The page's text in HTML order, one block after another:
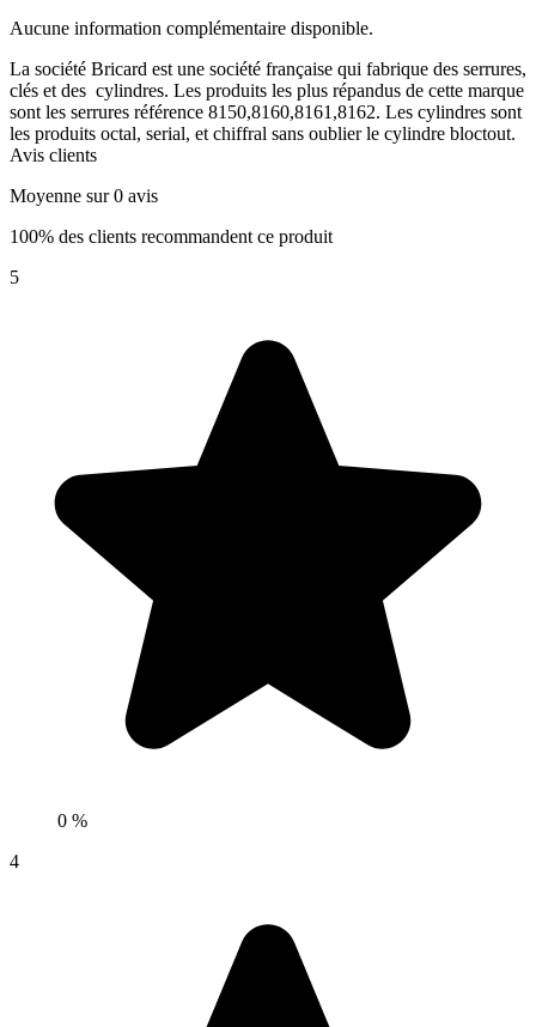
Aucune information complémentaire disponible.
La société Bricard est une société française qui fabrique des serrures,
clés et des cylindres. Les produits les plus répandus de cette marque
sont les serrures référence 8150,8160,8161,8162. Les cylindres sont
les produits octal, serial, et chiffral sans oublier le cylindre bloctout.
Avis clients
Moyenne sur 0 avis
100% des clients recommandent ce produit
5
0 %
4